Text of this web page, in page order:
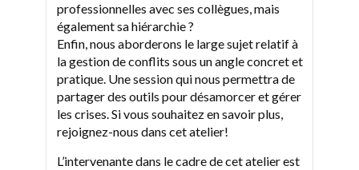
professionnelles avec ses collègues, mais
également sa hiérarchie ?
Enfin, nous aborderons le large sujet relatif à
la gestion de conflits sous un angle concret et
pratique. Une session qui nous permettra de
partager des outils pour désamorcer et gérer
les crises. Si vous souhaitez en savoir plus,
rejoignez-nous dans cet atelier!
L’intervenante dans le cadre de cet atelier est